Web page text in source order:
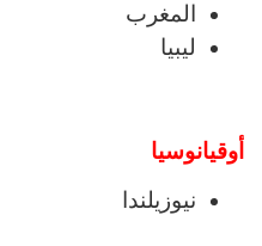
المغرب
ليبيا
أوقيانوسيا
نيوزيلندا